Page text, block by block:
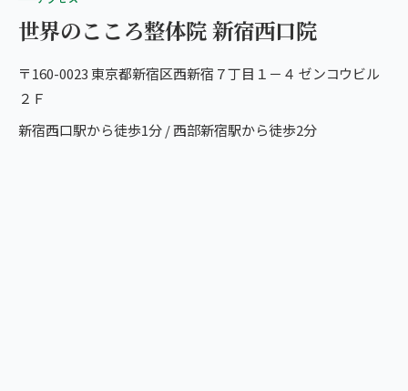
世界のこころ整体院 新宿西口院
〒160-0023 東京都新宿区西新宿７丁目１－４ ゼンコウビル
２Ｆ
新宿西口駅から徒歩1分 / 西部新宿駅から徒歩2分